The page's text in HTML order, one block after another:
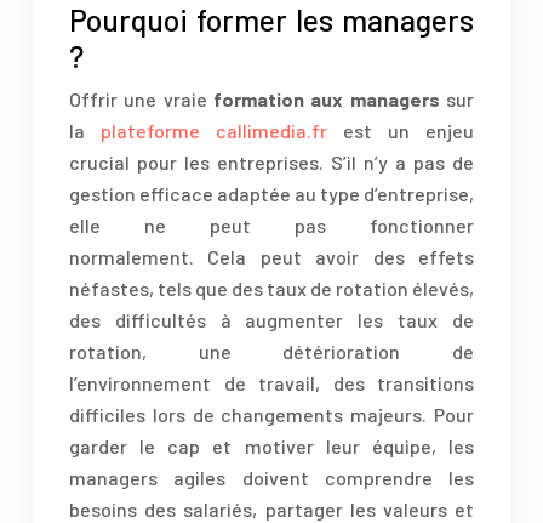
Pourquoi former les managers
?
Offrir une vraie formation aux managers sur
la plateforme callimedia.fr est un enjeu
crucial pour les entreprises. S’il n’y a pas de
gestion efficace adaptée au type d’entreprise,
elle ne peut pas fonctionner
normalement. Cela peut avoir des effets
néfastes, tels que des taux de rotation élevés,
des difficultés à augmenter les taux de
rotation, une détérioration de
l’environnement de travail, des transitions
difficiles lors de changements majeurs. Pour
garder le cap et motiver leur équipe, les
managers agiles doivent comprendre les
besoins des salariés, partager les valeurs et